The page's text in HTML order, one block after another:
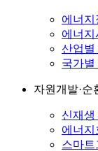
에너지
에너지
산업별
국가별
자원개발·순
신재생
에너지
스마트